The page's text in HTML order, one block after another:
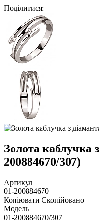
Поділитися:
Золота каблучка
200884670/307)
Артикул
01-200884670
Копіювати Скопійовано
Модель
01-200884670/307